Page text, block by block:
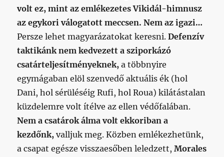
volt ez, mint az emlékezetes Vikidál-himnusz
az egykori válogatott meccsen. Nem az igazi…
Persze lehet magyarázatokat keresni.Defenzív
taktikánk nem kedvezett a sziporkázó
csatárteljesítményeknek, a többnyire
egymágaban elöl szenvedő aktuális ék (hol
Dani, hol sérüléséig Rufi, hol Roua) kilátástalan
küzdelemre volt ítélve az ellen védőfalában.
Nem a csatárok álma volt ekkoriban a
kezdőnk, valljuk meg. Közben emlékezhetünk,
a csapat egésze visszaesőben leledzett,Morales